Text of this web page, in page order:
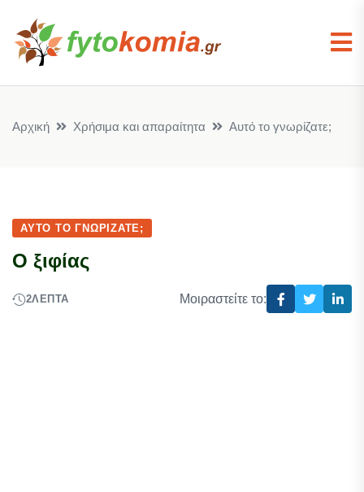
Αρχική Χρήσιμα και απαραίτητα Αυτό το γνωρίζατε;
ΑΥΤΌ ΤΟ ΓΝΩΡΊΖΑΤΕ;
Ο ξιφίας
2ΛΕΠΤΆ Μοιραστείτε το: